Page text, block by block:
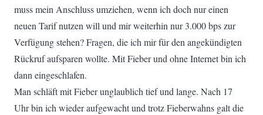
muss mein Anschluss umziehen, wenn ich doch nur einen
neuen Tarif nutzen will und mir weiterhin nur 3.000 bps zur
Verfügung stehen? Fragen, die ich mir für den angekündigten
Rückruf aufsparen wollte. Mit Fieber und ohne Internet bin ich
dann eingeschlafen.
Man schläft mit Fieber unglaublich tief und lange. Nach 17
Uhr bin ich wieder aufgewacht und trotz Fieberwahns galt die